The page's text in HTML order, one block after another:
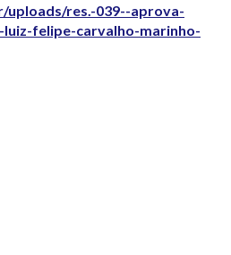
res.-039--aprova-
felipe-carvalho-marinho-